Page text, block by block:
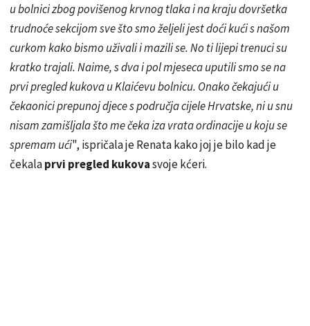
u bolnici zbog povišenog krvnog tlaka i na kraju dovršetka
trudnoće sekcijom sve što smo željeli jest doći kući s našom
curkom kako bismo uživali i mazili se. No ti lijepi trenuci su
kratko trajali. Naime, s dva i pol mjeseca uputili smo se na
prvi pregled kukova u Klaićevu bolnicu. Onako čekajući u
čekaonici prepunoj djece s područja cijele Hrvatske, ni u snu
nisam zamišljala što me čeka iza vrata ordinacije u koju se
spremam ući", ispričala je Renata kako joj je bilo kad je
čekalaprvi pregled kukovasvoje kćeri.